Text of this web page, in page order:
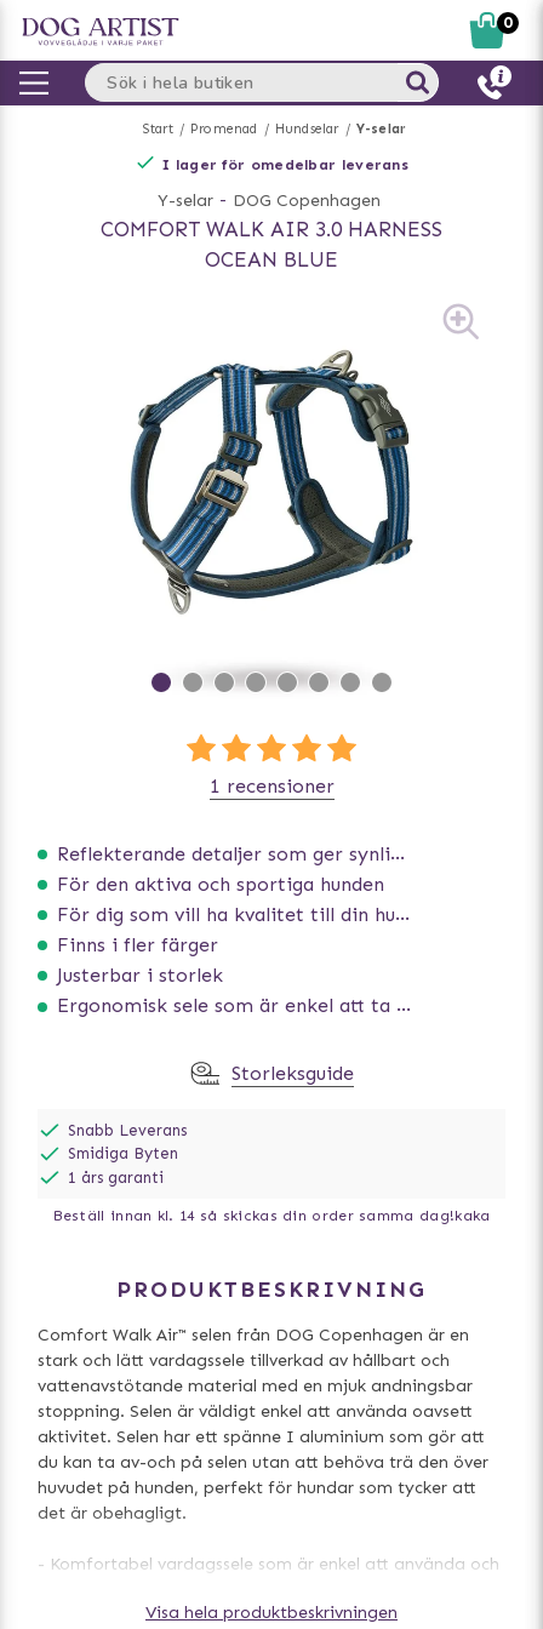
Start Promenad Hundselar Y-selar
I lager för omedelbar leverans
Y-selar - DOG Copenhagen
COMFORT WALK AIR 3.0 HARNESS
OCEAN BLUE
Reflekterande detaljer som ger synlighet i svagt ljus
För den aktiva och sportiga hunden
För dig som vill ha kvalitet till din hund!
Finns i fler färger
Justerbar i storlek
Ergonomisk sele som är enkel att ta på och av
1 recensioner
Storleksguide
Snabb Leverans
Smidiga Byten
1 års garanti
Beställ innan kl. 14 så skickas din order samma dag!kaka
PRODUKTBESKRIVNING
Comfort Walk Air™ selen från DOG Copenhagen är en
stark och lätt vardagssele tillverkad av hållbart och
vattenavstötande material med en mjuk andningsbar
stoppning. Selen är väldigt enkel att använda oavsett
aktivitet. Selen har ett spänne I aluminium som gör att
du kan ta av-och på selen utan att behöva trä den över
huvudet på hunden, perfekt för hundar som tycker att
det är obehagligt.
- Komfortabel vardagssele som är enkel att använda och
- Special spänne I aluminium för att förenkla av/på
Visa hela produktbeskrivningen
0